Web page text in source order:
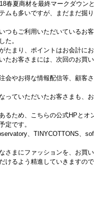
春夏商材を最終マークダウン
ムも多いですが、まだまだ掘
つもご利用いただいているお
た。
たまり、ポイントはお会計に
たお客さまには、次回のお買
会やお得な情報配信等、顧客
っていただいたお客さまも、
るため、こちらの公式HPとオ
定です。
、TINYCOTTONS、
さまにファッションを、お買い
けるよう精進していきますの